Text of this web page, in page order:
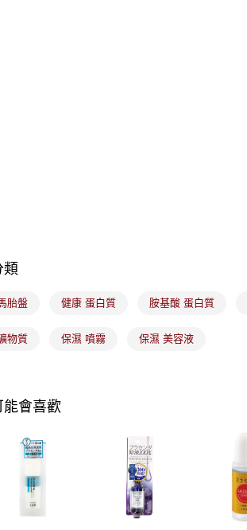
類
胎盤 健康 蛋白質 胺基酸 蛋白質
物質 保濕 噴霧 保濕 美容液
能會喜歡